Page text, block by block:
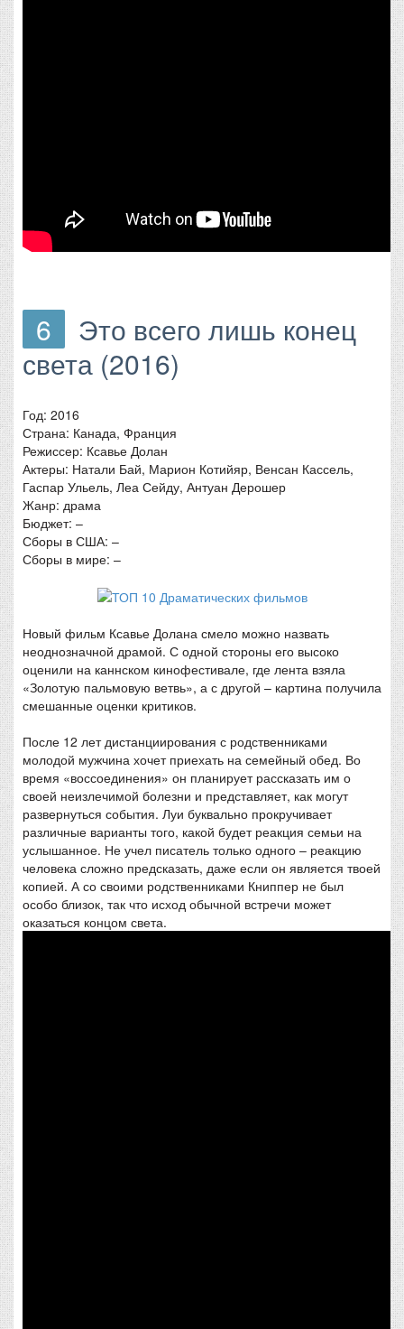
6
Это всего лишь конец
света (2016)
Год: 2016
Страна: Канада, Франция
Режиссер: Ксавье Долан
Актеры: Натали Бай, Марион Котийяр, Венсан Кассель,
Гаспар Ульель, Леа Сейду, Антуан Дерошер
Жанр: драма
Бюджет: –
Сборы в США: –
Сборы в мире: –
Новый фильм Ксавье Долана смело можно назвать
неоднозначной драмой. С одной стороны его высоко
оценили на каннском кинофестивале, где лента взяла
«Золотую пальмовую ветвь», а с другой – картина получила
смешанные оценки критиков.
После 12 лет дистанциирования с родственниками
молодой мужчина хочет приехать на семейный обед. Во
время «воссоединения» он планирует рассказать им о
своей неизлечимой болезни и представляет, как могут
развернуться события. Луи буквально прокручивает
различные варианты того, какой будет реакция семьи на
услышанное. Не учел писатель только одного – реакцию
человека сложно предсказать, даже если он является твоей
копией. А со своими родственниками Книппер не был
особо близок, так что исход обычной встречи может
оказаться концом света.